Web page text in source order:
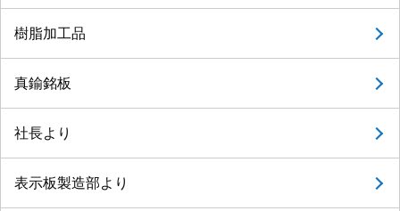
樹脂加工品
真鍮銘板
社長より
表示板製造部より